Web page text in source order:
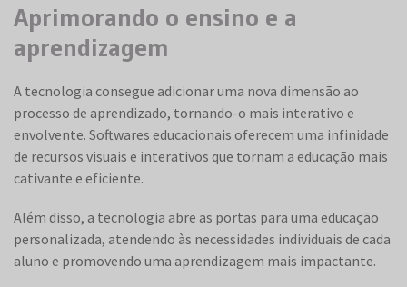
Aprimorando o ensino e a
aprendizagem
A tecnologia consegue adicionar uma nova dimensão ao
processo de aprendizado, tornando-o mais interativo e
envolvente. Softwares educacionais oferecem uma infinidade
de recursos visuais e interativos que tornam a educação mais
cativante e eficiente.
Além disso, a tecnologia abre as portas para uma educação
personalizada, atendendo às necessidades individuais de cada
aluno e promovendo uma aprendizagem mais impactante.